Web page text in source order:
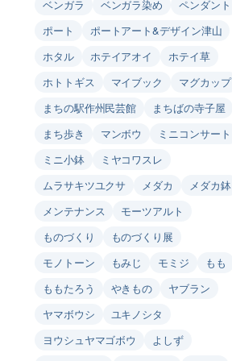
ベンガラ ベンガラ染め
ペンダント
ポート
ポートアート&デザイン津山
ホタル
ホテイアオイ
ホテイ草
ホトトギス
マイブック
マグカップ
まちの駅作州民芸館
まちばの寺子屋
まち歩き
マンボウ
ミニコンサート
ミニ小鉢
ミヤコワスレ
ムラサキツユクサ
メダカ
メダカ鉢
メンテナンス
モーツアルト
ものづくり
ものづくり展
モノトーン
もみじ モミジ
もも
ももたろう
やきもの
ヤブラン
ヤマボウシ
ユキノシタ
ヨウシュヤマゴボウ
よしず